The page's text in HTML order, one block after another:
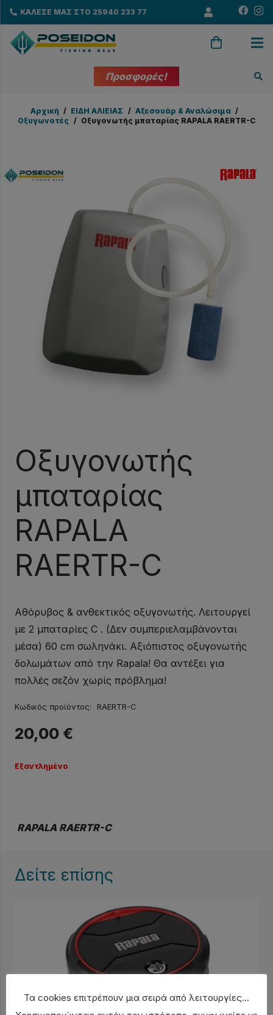
ΚΑΛΕΣΕ ΜΑΣ ΣΤΟ 25940 233 77
Προσφορές!
Αρχική / EΙΔΗ ΑΛΙΕΙΑΣ / Αξεσουάρ & Αναλώσιμα /
Οξυγωνοτές / Οξυγονωτής μπαταρίας RAPALA RAERTR-C
Οξυγονωτής
μπαταρίας
RAPALA
RAERTR-C
Αθόρυβος & ανθεκτικός οξυγονωτής. Λειτουργεί
με 2 μπαταρίες C . (Δεν συμπεριελαμβάνονται
μέσα) 60 cm σωληνάκι. Αξιόπιστος οξυγονωτής
δολωμάτων από την Rapala! Θα αντέξει για
πολλές σεζόν χωρίς πρόβλημα!
Κωδικός προϊόντος: RAERTR-C
20,00 €
Εξαντλημένο
RAPALA RAERTR-C
Δείτε επίσης
Τα cookies επιτρέπουν μια σειρά από λειτουργίες...